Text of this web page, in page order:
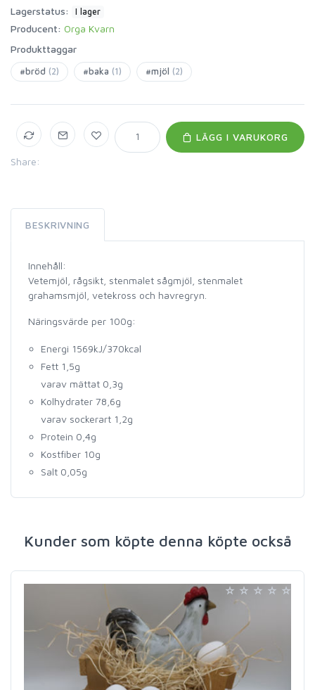
Lagerstatus: I lager
Producent: Orga Kvarn
Produkttaggar
#bröd (2) #baka (1) #mjöl (2)
Share:
LÄGG I VARUKORG
BESKRIVNING
Innehåll:
Vetemjöl, rågsikt, stenmalet sågmjöl, stenmalet
grahamsmjöl, vetekross och havregryn.
Näringsvärde per 100g:
Energi 1569kJ/370kcal
Fett 1,5g
varav mättat 0,3g
Kolhydrater 78,6g
varav sockerart 1,2g
Protein 0,4g
Kostfiber 10g
Salt 0,05g
Kunder som köpte denna köpte också